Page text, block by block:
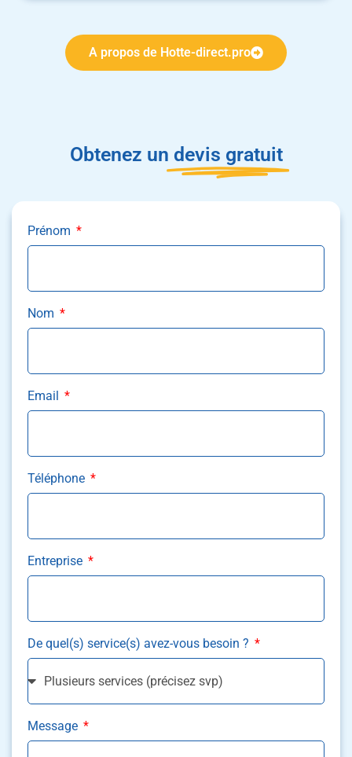
A propos de Hotte-direct.pro
Obtenez un devis gratuit
Prénom
Nom
Email
Téléphone
Entreprise
De quel(s) service(s) avez-vous besoin ?
Message